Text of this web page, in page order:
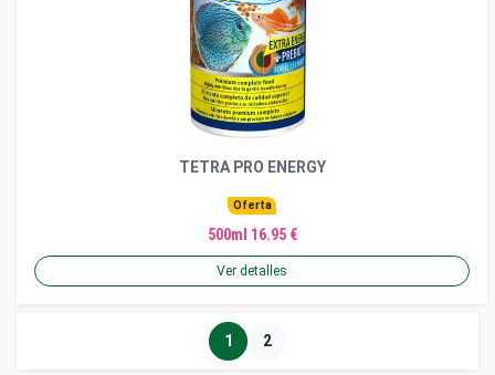
TETRA PRO ENERGY
Oferta
500ml 16.95 €
Ver detalles
1 2